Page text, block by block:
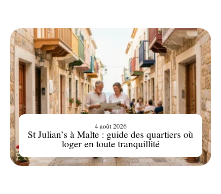
St Julian’s à Malte : guide des quartiers où
loger en toute tranquillité
4 août 2026